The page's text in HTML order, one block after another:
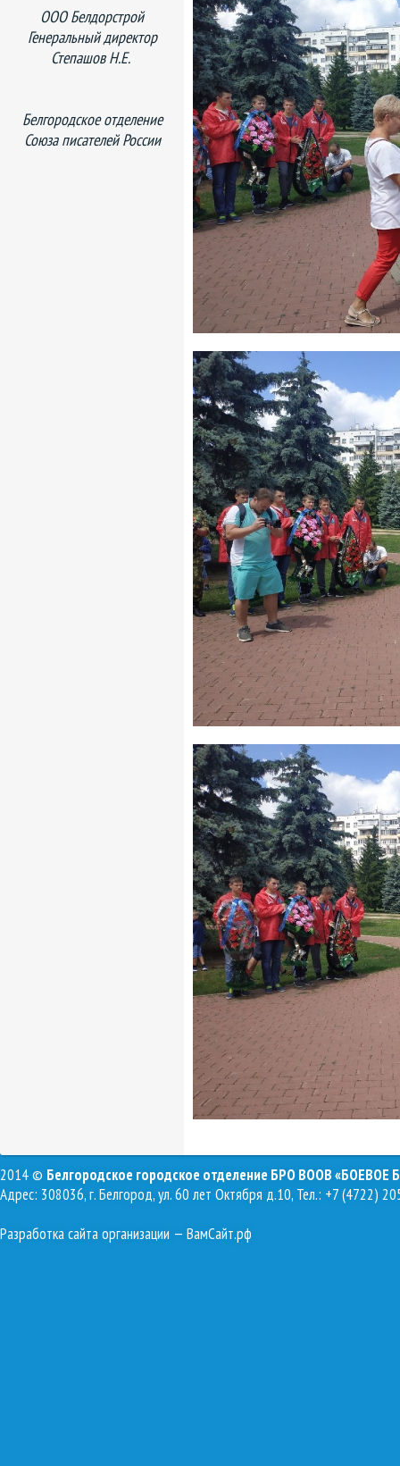
ООО Белдорстрой
Генеральный директор
Степашов Н.Е.
Белгородское отделение
Союза писателей России
2014 © Белгородское городское отделение БРО ВООВ «БОЕВОЕ
Адрес: 308036, г. Белгород, ул. 60 лет Октября д.10, Тел.: +7 (4722)
Разработка сайта организации — ВамСайт.рф